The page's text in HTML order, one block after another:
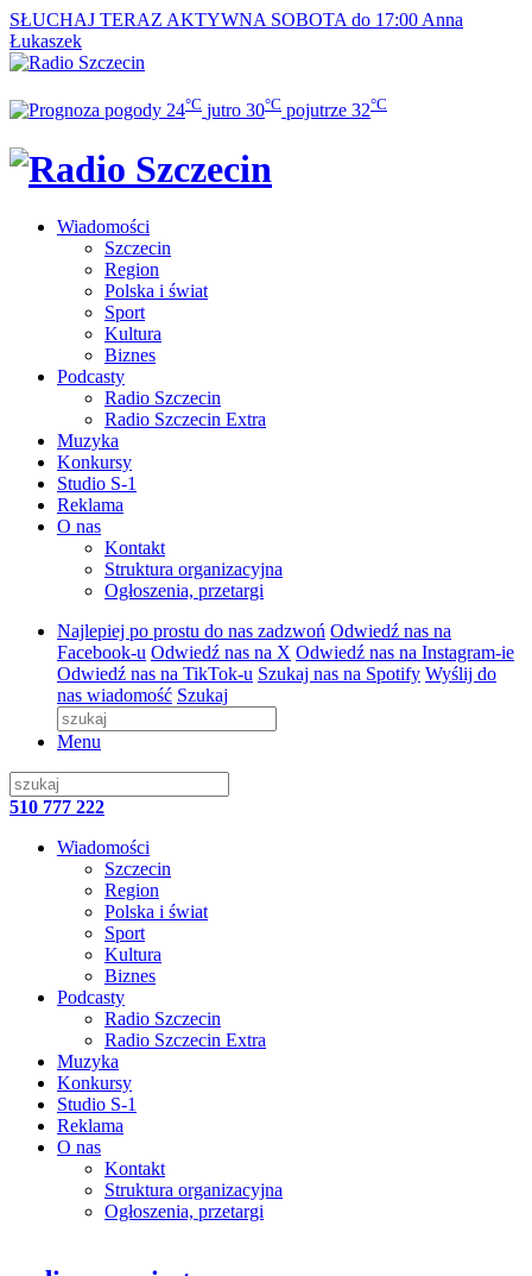
SŁUCHAJ TERAZ AKTYWNA SOBOTA do 17:00 Anna
Łukaszek
24°C jutro 30°C pojutrze 32°C
Wiadomości
Szczecin
Region
Polska i świat
Sport
Kultura
Biznes
Podcasty
Radio Szczecin
Radio Szczecin Extra
Muzyka
Konkursy
Studio S-1
Reklama
O nas
Kontakt
Struktura organizacyjna
Ogłoszenia, przetargi
Najlepiej po prostu do nas zadzwoń Odwiedź nas na
Facebook-u Odwiedź nas na X Odwiedź nas na Instagram-ie
Odwiedź nas na TikTok-u Szukaj nas na Spotify Wyślij do
nas wiadomość Szukaj
Menu
510 777 222
Wiadomości
Szczecin
Region
Polska i świat
Sport
Kultura
Biznes
Podcasty
Radio Szczecin
Radio Szczecin Extra
Muzyka
Konkursy
Studio S-1
Reklama
O nas
Kontakt
Struktura organizacyjna
Ogłoszenia, przetargi